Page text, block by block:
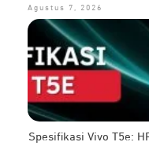
Agustus 7, 2026
Spesifikasi Vivo T5e: